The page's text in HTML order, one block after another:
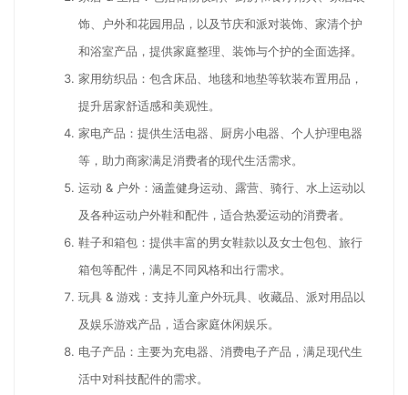
饰、户外和花园用品，以及节庆和派对装饰、家清个护
和浴室产品，提供家庭整理、装饰与个护的全面选择。
家用纺织品：包含床品、地毯和地垫等软装布置用品，
提升居家舒适感和美观性。
家电产品：提供生活电器、厨房小电器、个人护理电器
等，助力商家满足消费者的现代生活需求。
运动 & 户外：涵盖健身运动、露营、骑行、水上运动以
及各种运动户外鞋和配件，适合热爱运动的消费者。
鞋子和箱包：提供丰富的男女鞋款以及女士包包、旅行
箱包等配件，满足不同风格和出行需求。
玩具 & 游戏：支持儿童户外玩具、收藏品、派对用品以
及娱乐游戏产品，适合家庭休闲娱乐。
电子产品：主要为充电器、消费电子产品，满足现代生
活中对科技配件的需求。